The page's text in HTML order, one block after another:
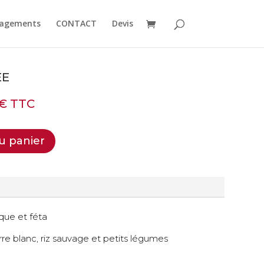
CONTACT Devis
TTC
panier
et féta
blanc, riz sauvage et petits légumes